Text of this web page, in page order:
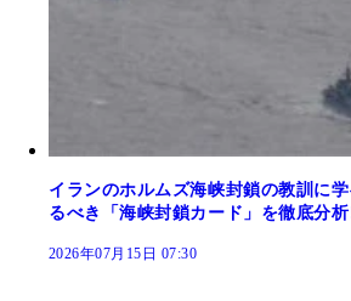
イランのホルムズ海峡封鎖の教訓に
るべき「海峡封鎖カード」を徹底分
2026年07月15日 07:30